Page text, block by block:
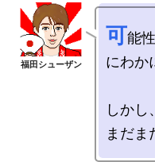
可能
にわか
しか